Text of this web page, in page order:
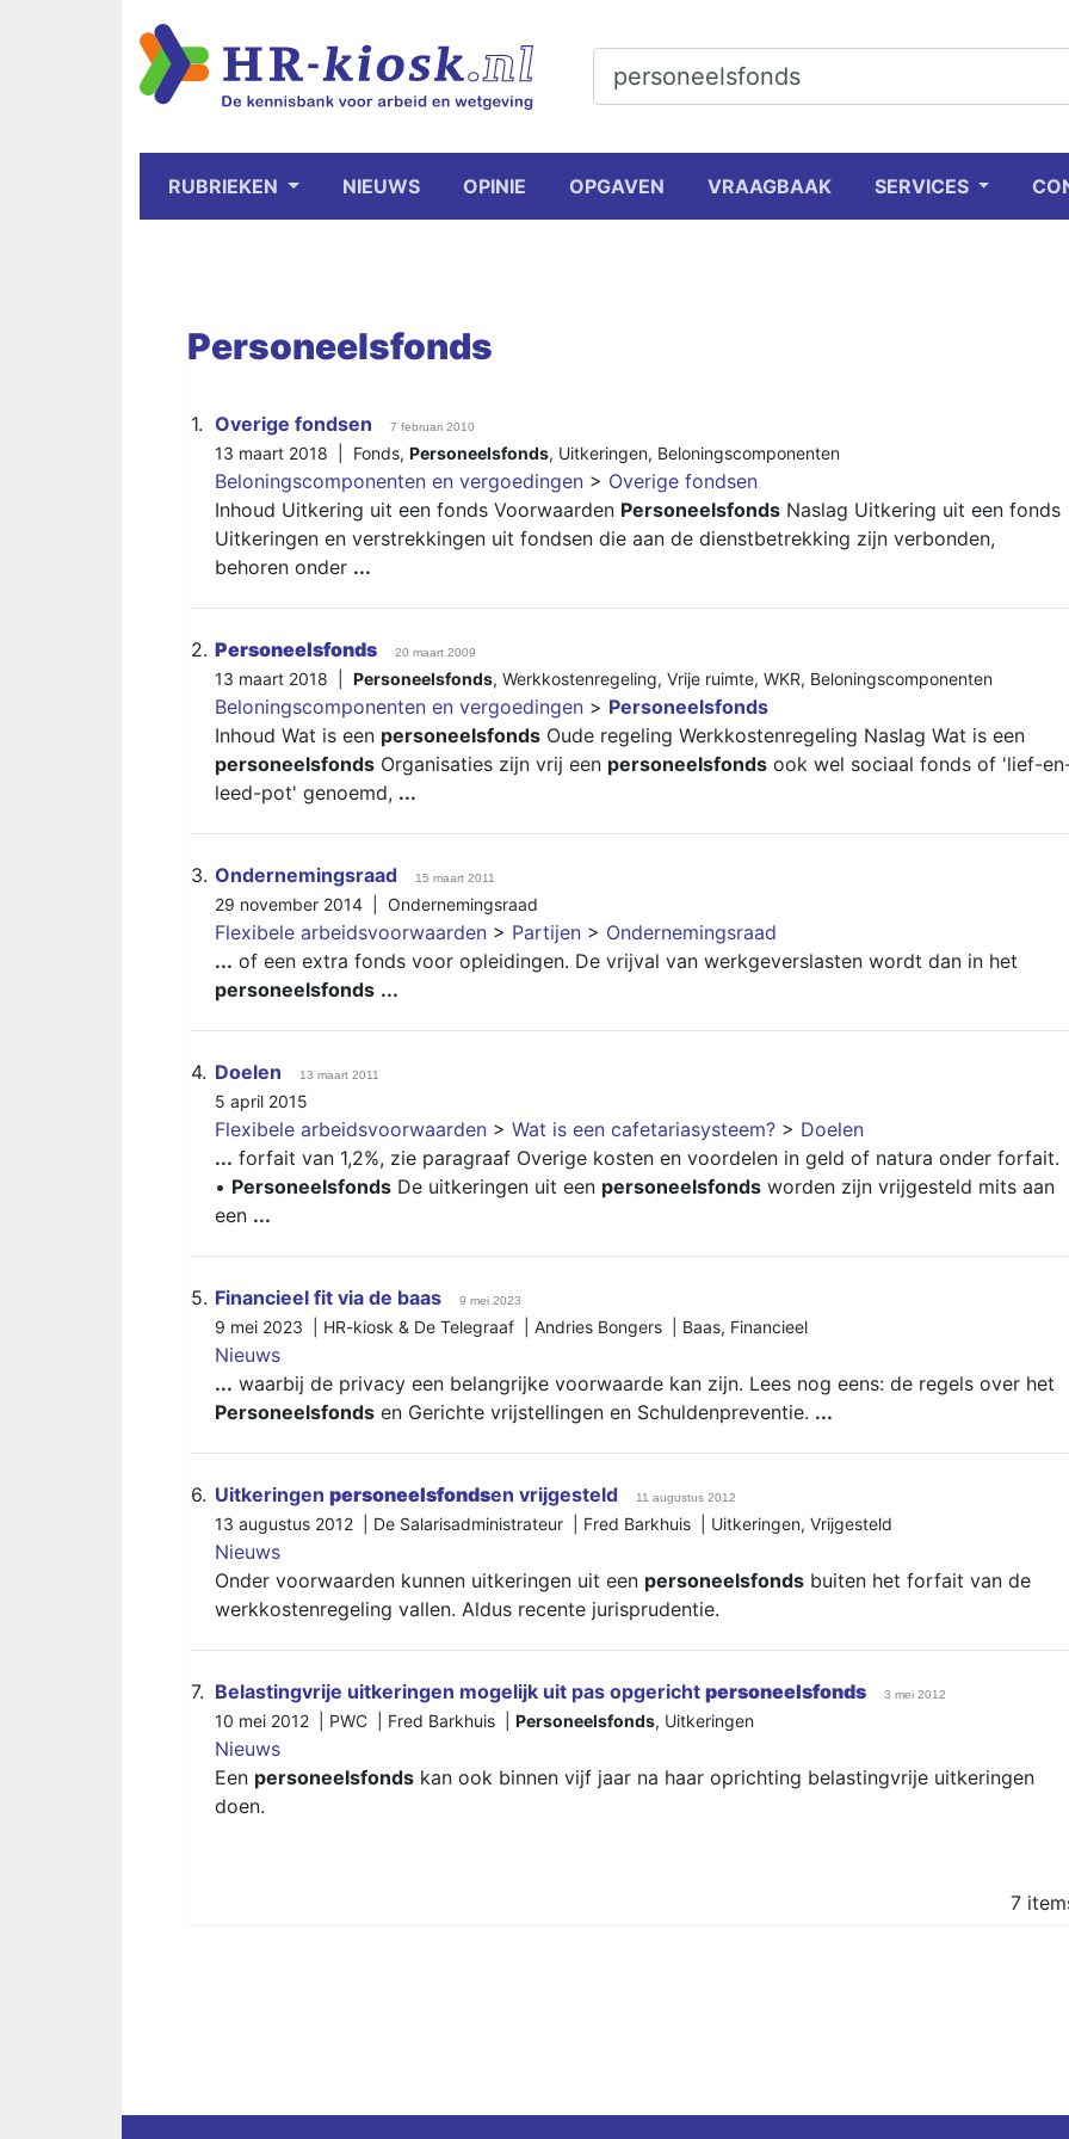
RUBRIEKEN NIEUWS OPINIE OPGAVEN VRAAGBAAK SERVICES
Personeelsfonds
1. Overige fondsen 7 februari 2010
13 maart 2018 | Fonds, Personeelsfonds, Uitkeringen, Beloningscomponenten
Beloningscomponenten en vergoedingen > Overige fondsen
Inhoud Uitkering uit een fonds Voorwaarden Personeelsfonds Naslag Uitkering uit een fonds
Uitkeringen en verstrekkingen uit fondsen die aan de dienstbetrekking zijn verbonden,
behoren onder ...
2. Personeelsfonds 20 maart 2009
13 maart 2018 | Personeelsfonds, Werkkostenregeling, Vrije ruimte, WKR, Beloningscomponenten
Beloningscomponenten en vergoedingen > Personeelsfonds
Inhoud Wat is een personeelsfonds Oude regeling Werkkostenregeling Naslag Wat is een
personeelsfonds Organisaties zijn vrij een personeelsfonds ook wel sociaal fonds of 'lief-
leed-pot' genoemd, ...
3. Ondernemingsraad 15 maart 2011
29 november 2014 | Ondernemingsraad
Flexibele arbeidsvoorwaarden > Partijen > Ondernemingsraad
... of een extra fonds voor opleidingen. De vrijval van werkgeverslasten wordt dan in het
personeelsfonds ...
4. Doelen 13 maart 2011
5 april 2015
Flexibele arbeidsvoorwaarden > Wat is een cafetariasysteem? > Doelen
... forfait van 1,2%, zie paragraaf Overige kosten en voordelen in geld of natura onder forfait.
• Personeelsfonds De uitkeringen uit een personeelsfonds worden zijn vrijgesteld mits aan
een ...
5. Financieel fit via de baas 9 mei 2023
9 mei 2023 | HR-kiosk & De Telegraaf | Andries Bongers | Baas, Financieel
Nieuws
... waarbij de privacy een belangrijke voorwaarde kan zijn. Lees nog eens: de regels over het
Personeelsfonds en Gerichte vrijstellingen en Schuldenpreventie. ...
6. Uitkeringen personeelsfondsen vrijgesteld 11 augustus 2012
13 augustus 2012 | De Salarisadministrateur | Fred Barkhuis | Uitkeringen, Vrijgesteld
Nieuws
Onder voorwaarden kunnen uitkeringen uit een personeelsfonds buiten het forfait van de
werkkostenregeling vallen. Aldus recente jurisprudentie.
7. Belastingvrije uitkeringen mogelijk uit pas opgericht personeelsfonds 3 mei 2012
10 mei 2012 | PWC | Fred Barkhuis | Personeelsfonds, Uitkeringen
Nieuws
Een personeelsfonds kan ook binnen vijf jaar na haar oprichting belastingvrije uitkeringen
doen.
7